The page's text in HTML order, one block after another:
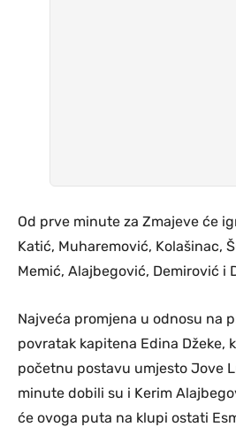
Od prve minute za Zmajeve će
Katić, Muharemović, Kolašinac,
Memić, Alajbegović, Demirović i
Najveća promjena u odnosu na
povratak kapitena Edina Džeke,
početnu postavu umjesto Jove
minute dobili su i Kerim
će ovoga puta na klupi ostati